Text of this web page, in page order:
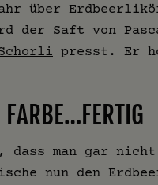
über
der Saft von
presst. Er
FARBE…FERTIG
dass man gar
nun den